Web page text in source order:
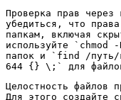
Проверка прав
убедиться, что
папкам, включая
используйте `chmod
папок и `find /путь/
644 {} \;` для
Целостность файлов
Для этого создайте